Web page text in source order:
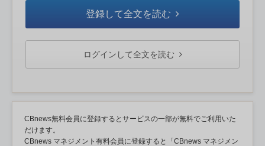
登録して全文を読む
ログインして全文を読む
CBnews無料会員に登録するとサービスの一部が無料でご利用いた
だけます。
CBnews マネジメント有料会員に登録すると「CBnews マネジメン